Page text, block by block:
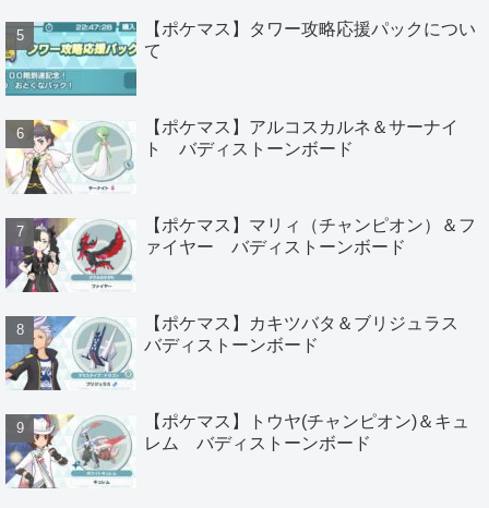
【ポケマス】タワー攻略応援パックについ
て
【ポケマス】アルコスカルネ＆サーナイ
ト バディストーンボード
【ポケマス】マリィ（チャンピオン）＆フ
ァイヤー バディストーンボード
【ポケマス】カキツバタ＆ブリジュラス
バディストーンボード
【ポケマス】トウヤ(チャンピオン)＆キュ
レム バディストーンボード